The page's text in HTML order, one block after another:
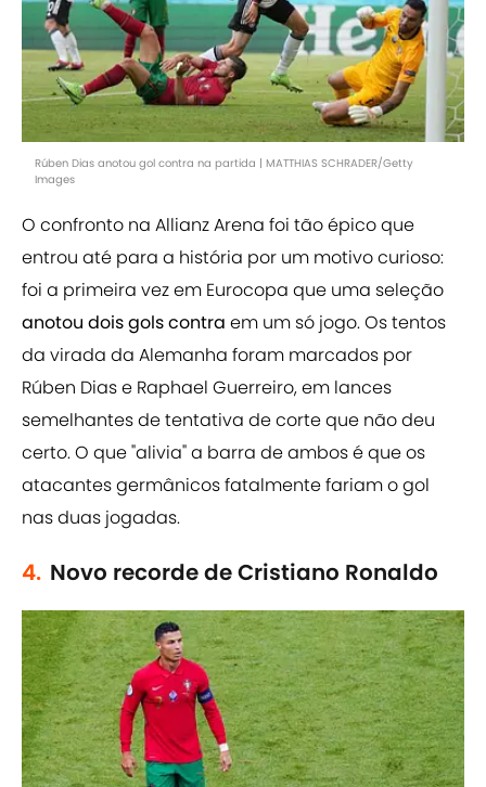
Rúben Dias anotou gol contra na partida | MATTHIAS SCHRADER/Getty
Images
O confronto na Allianz Arena foi tão épico que
entrou até para a história por um motivo curioso:
foi a primeira vez em Eurocopa que uma seleção
anotou dois gols contra em um só jogo. Os tentos
da virada da Alemanha foram marcados por
Rúben Dias e Raphael Guerreiro, em lances
semelhantes de tentativa de corte que não deu
certo. O que "alivia" a barra de ambos é que os
atacantes germânicos fatalmente fariam o gol
nas duas jogadas.
4. Novo recorde de Cristiano Ronaldo